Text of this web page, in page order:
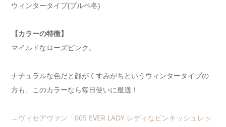
ウィンタータイプ(ブルベ冬)
【カラーの特徴】
マイルドなローズピンク。
ナチュラルな色だと顔がくすみがちというウィンタータイプの
方も、このカラーなら毎日使いに最適！
→ヴィセアヴァン「005 EVER LADY レディなピンキッシュレッ